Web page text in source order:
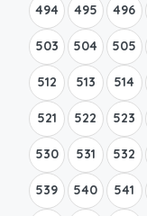
494 495 496
503 504 505
512 513 514
521 522 523
530 531 532
539 540 541